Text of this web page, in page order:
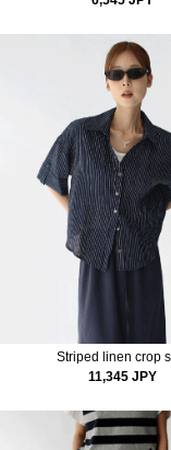
Striped linen crop
11,345 JPY